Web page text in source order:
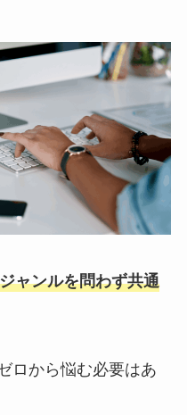
ャンルを問わず共通
ロから悩む必要はあ